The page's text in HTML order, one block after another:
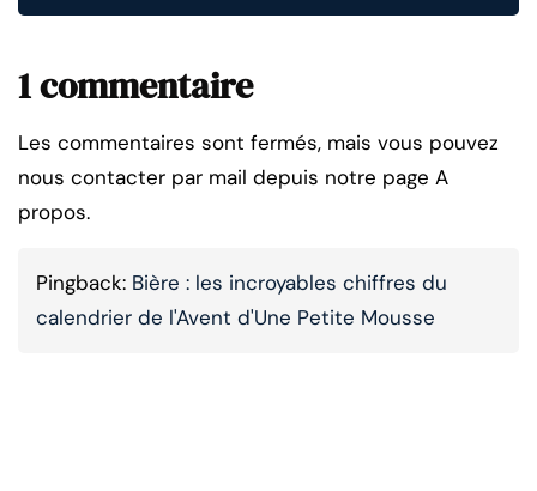
1 commentaire
Les commentaires sont fermés, mais vous pouvez
nous contacter par mail depuis notre page A
propos.
Pingback: Bière : les incroyables chiffres du
calendrier de l'Avent d'Une Petite Mousse